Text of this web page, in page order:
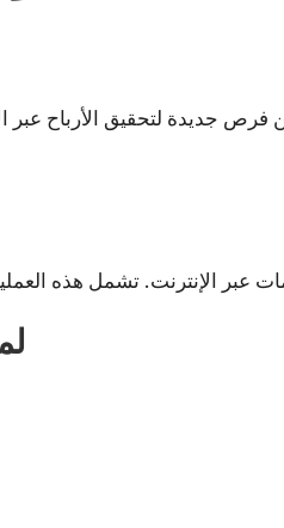
فرص جديدة لتحقيق الأرباح